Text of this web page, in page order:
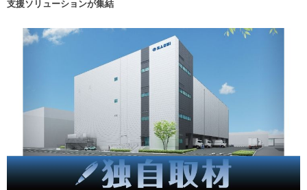
支援ソリューションが集結